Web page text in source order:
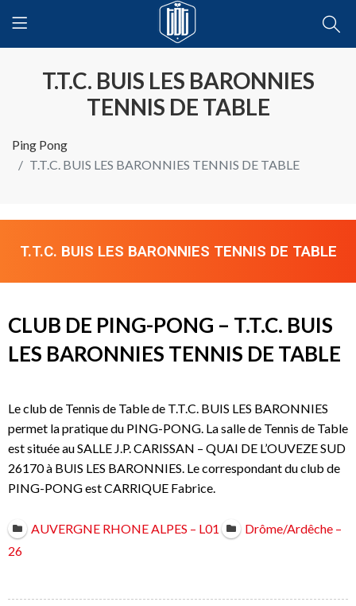
T.T.C. BUIS LES BARONNIES
TENNIS DE TABLE
Ping Pong
T.T.C. BUIS LES BARONNIES TENNIS DE TABLE
T.T.C. BUIS LES BARONNIES TENNIS DE TABLE
CLUB DE PING-PONG – T.T.C. BUIS
LES BARONNIES TENNIS DE TABLE
Le club de Tennis de Table de T.T.C. BUIS LES BARONNIES
permet la pratique du PING-PONG. La salle de Tennis de Table
est située au SALLE J.P. CARISSAN – QUAI DE L’OUVEZE SUD
26170 à BUIS LES BARONNIES. Le correspondant du club de
PING-PONG est CARRIQUE Fabrice.
AUVERGNE RHONE ALPES – L01
Drôme/Ardêche –
26